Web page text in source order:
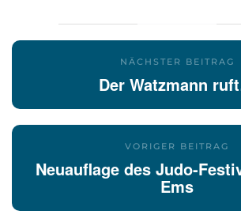
NÄCHSTER BEITRAG
Der Watzmann
VORIGER BEITRAG
Neuauflage des Judo-
Ems